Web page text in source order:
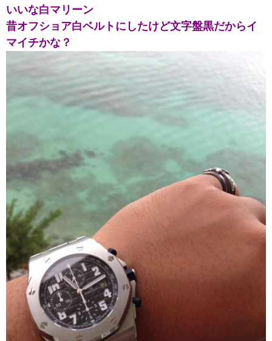
いいな白マリーン
昔オフショア白ベルトにしたけど文字盤黒だからイ
マイチかな？